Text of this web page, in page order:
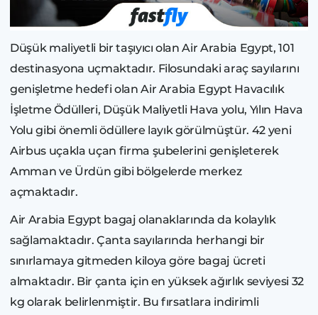
Düşük maliyetli bir taşıyıcı olan Air Arabia Egypt, 101
destinasyona uçmaktadır. Filosundaki araç sayılarını
genişletme hedefi olan Air Arabia Egypt Havacılık
İşletme Ödülleri, Düşük Maliyetli Hava yolu, Yılın Hava
Yolu gibi önemli ödüllere layık görülmüştür. 42 yeni
Airbus uçakla uçan firma şubelerini genişleterek
Amman ve Ürdün gibi bölgelerde merkez
açmaktadır.
Air Arabia Egypt bagaj olanaklarında da kolaylık
sağlamaktadır. Çanta sayılarında herhangi bir
sınırlamaya gitmeden kiloya göre bagaj ücreti
almaktadır. Bir çanta için en yüksek ağırlık seviyesi 32
kg olarak belirlenmiştir. Bu fırsatlara indirimli